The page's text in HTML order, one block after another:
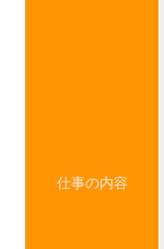
仕事の内容